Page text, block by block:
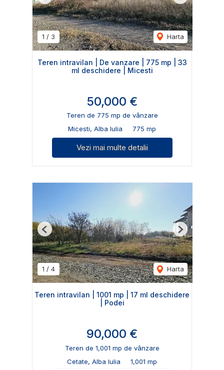
1 / 3 Harta
Teren intravilan | De vanzare | 775 mp | 33
ml deschidere | Micesti
50,000 €
Teren de 775 mp de vânzare
Micesti, Alba Iulia
775 mp
Vezi mai multe detalii
1 / 4 Harta
Previous Next
Teren intravilan | 1001 mp | 17 ml deschidere
| Podei
90,000 €
Teren de 1,001 mp de vânzare
Cetate, Alba Iulia
1,001 mp